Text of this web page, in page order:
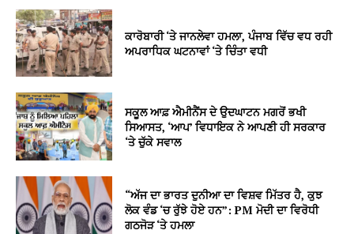
ਕਾਰੋਬਾਰੀ ‘ਤੇ ਜਾਨਲੇਵਾ ਹਮਲਾ, ਪੰਜਾਬ ਵਿੱਚ ਵਧ ਰਹੀ
ਅਪਰਾਧਿਕ ਘਟਨਾਵਾਂ ‘ਤੇ ਚਿੰਤਾ ਵਧੀ
ਸਕੂਲ ਆਫ਼ ਐਮੀਨੈਂਸ ਦੇ ਉਦਘਾਟਨ ਮਗਰੋਂ ਭਖੀ
ਸਿਆਸਤ, ‘ਆਪ’ ਵਿਧਾਇਕ ਨੇ ਆਪਣੀ ਹੀ ਸਰਕਾਰ
‘ਤੇ ਚੁੱਕੇ ਸਵਾਲ
“ਅੱਜ ਦਾ ਭਾਰਤ ਦੁਨੀਆ ਦਾ ਵਿਸ਼ਵ ਮਿੱਤਰ ਹੈ, ਕੁਝ
ਲੋਕ ਵੰਡ ‘ਚ ਰੁੱਝੇ ਹੋਏ ਹਨ”: PM ਮੋਦੀ ਦਾ ਵਿਰੋਧੀ
ਗਠਜੋੜ ‘ਤੇ ਹਮਲਾ